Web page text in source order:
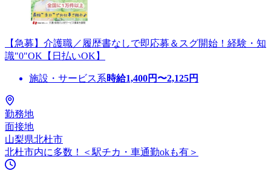
【急募】介護職／履歴書なしで即応募＆スグ開始！経験・知
識"0"OK【日払いOK】
施設・サービス系時給1,400円〜2,125円
勤務地
面接地
山梨県北杜市
北杜市内に多数！＜駅チカ・車通勤okも有＞